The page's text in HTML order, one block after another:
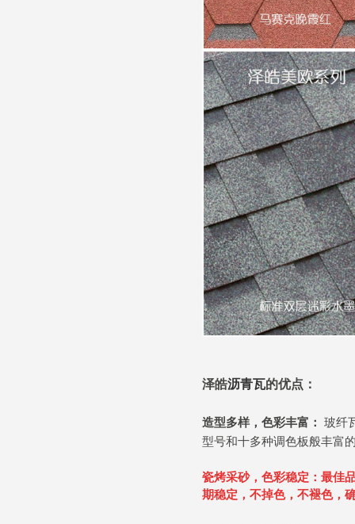
泽皓沥青瓦的优点：
造型多样，色彩丰富：
玻纤
型号和十多种调色板般丰富
瓷烤采砂，色彩稳定： 最佳
期稳定，不掉色，不褪色，